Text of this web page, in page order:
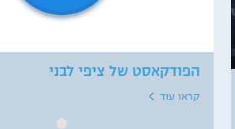
הפודקאסט של ציפי לבני
קראו עוד